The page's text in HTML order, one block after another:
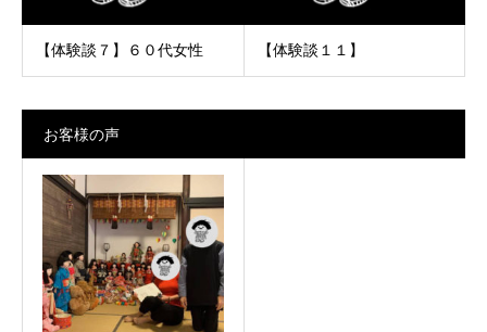
【体験談７】６０代女性 【体験談１１】
お客様の声